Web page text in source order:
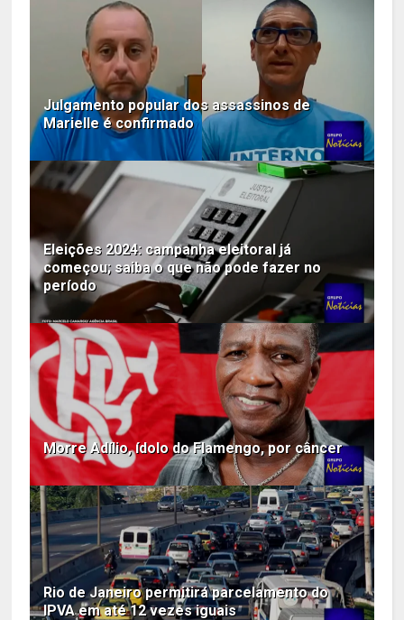
Julgamento popular dos assassinos de
Marielle é confirmado
Eleições 2024: campanha eleitoral já
começou; saiba o que não pode fazer no
período
Morre Adílio, ídolo do Flamengo, por câncer
Rio de Janeiro permitirá parcelamento do
IPVA em até 12 vezes iguais